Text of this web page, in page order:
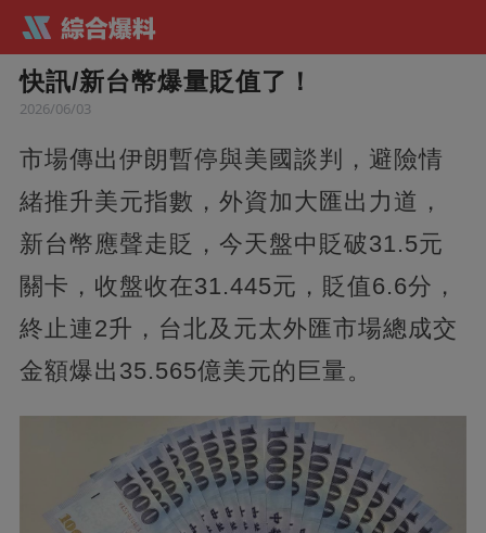
快訊/新台幣爆量貶值了！
2026/06/03
市場傳出伊朗暫停與美國談判，避險情
緒推升美元指數，外資加大匯出力道，
新台幣應聲走貶，今天盤中貶破31.5元
關卡，收盤收在31.445元，貶值6.6分，
終止連2升，台北及元太外匯市場總成交
金額爆出35.565億美元的巨量。